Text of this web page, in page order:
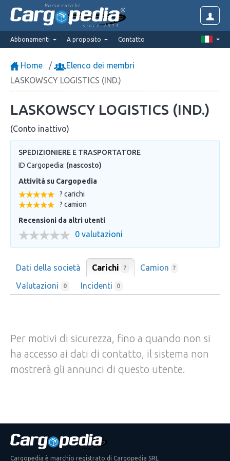
Borsa carichi
since 2014
Abbonamenti A proposito Contatto
Home
Elenco dei membri
LASKOWSCY LOGISTICS (IND.)
LASKOWSCY LOGISTICS (IND.)
(Conto inattivo)
SPEDIZIONIERE E TRASPORTATORE
ID Cargopedia: (nascosto)
Attività su Cargopedia
? carichi
? camion
Recensioni da altri utenti
0 valutazioni
Dati della società Carichi ? Camion ?
Valutazioni 0 Incidenti 0
Per motivi di sicurezza, fino a quando non si
ha accesso ai dati di contatto, il sistema non
mostrerà gli annunci di questo utente.
Cargopedia è marchio registrato di Cargopedia SRL